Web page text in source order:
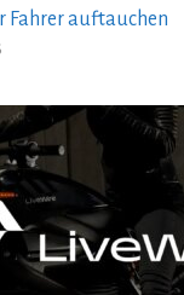
Fahrer auftauchen